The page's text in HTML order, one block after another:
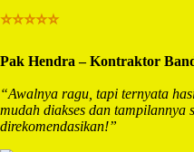
⭐⭐⭐⭐⭐
Pak Hendra – Kontraktor
“Awalnya ragu, tapi ternyata
mudah diakses dan tampilannya
direkomendasikan!”